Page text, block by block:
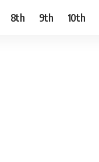
8th 9th 10th